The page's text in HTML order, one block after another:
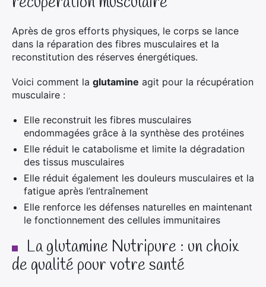
Après de gros efforts physiques, le corps se lance
dans la réparation des fibres musculaires et la
reconstitution des réserves énergétiques.
Voici comment la glutamine agit pour la récupération
musculaire :
Elle reconstruit les fibres musculaires
endommagées grâce à la synthèse des protéines
Elle réduit le catabolisme et limite la dégradation
des tissus musculaires
Elle réduit également les douleurs musculaires et la
fatigue après l’entraînement
Elle renforce les défenses naturelles en maintenant
le fonctionnement des cellules immunitaires
La glutamine Nutripure : un choix
de qualité pour votre santé